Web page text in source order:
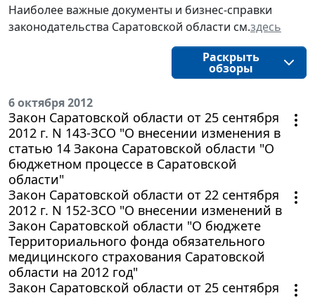
Наиболее важные документы и бизнес-справки
законодательства Саратовской области см.здесь
Раскрыть
обзоры
6 октября 2012
Закон Саратовской области от 25 сентября
2012 г. N 143-ЗСО "О внесении изменения в
статью 14 Закона Саратовской области "О
бюджетном процессе в Саратовской
области"
Закон Саратовской области от 22 сентября
2012 г. N 152-ЗСО "О внесении изменений в
Закон Саратовской области "О бюджете
Территориального фонда обязательного
медицинского страхования Саратовской
области на 2012 год"
Закон Саратовской области от 25 сентября